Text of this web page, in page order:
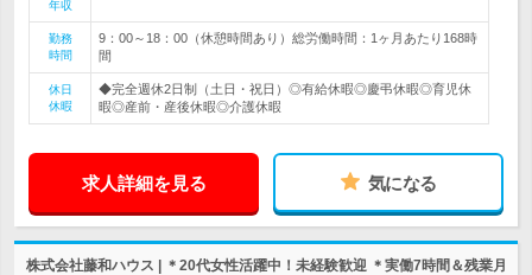
年収
勤務
時間
9：00～18：00（休憩時間あり）総労働時間：1ヶ月あたり168時
間
休日
休暇
◆完全週休2日制（土日・祝日）◎有給休暇◎慶弔休暇◎育児休
暇◎産前・産後休暇◎介護休暇
求人詳細を見る 気になる
株式会社藤和ハウス | ＊20代女性活躍中！未経験歓迎 ＊実働7時間＆残業月